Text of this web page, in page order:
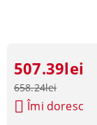
507.39lei
658.24lei
Îmi doresc